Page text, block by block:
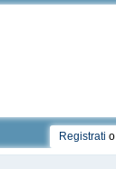
Registrati o